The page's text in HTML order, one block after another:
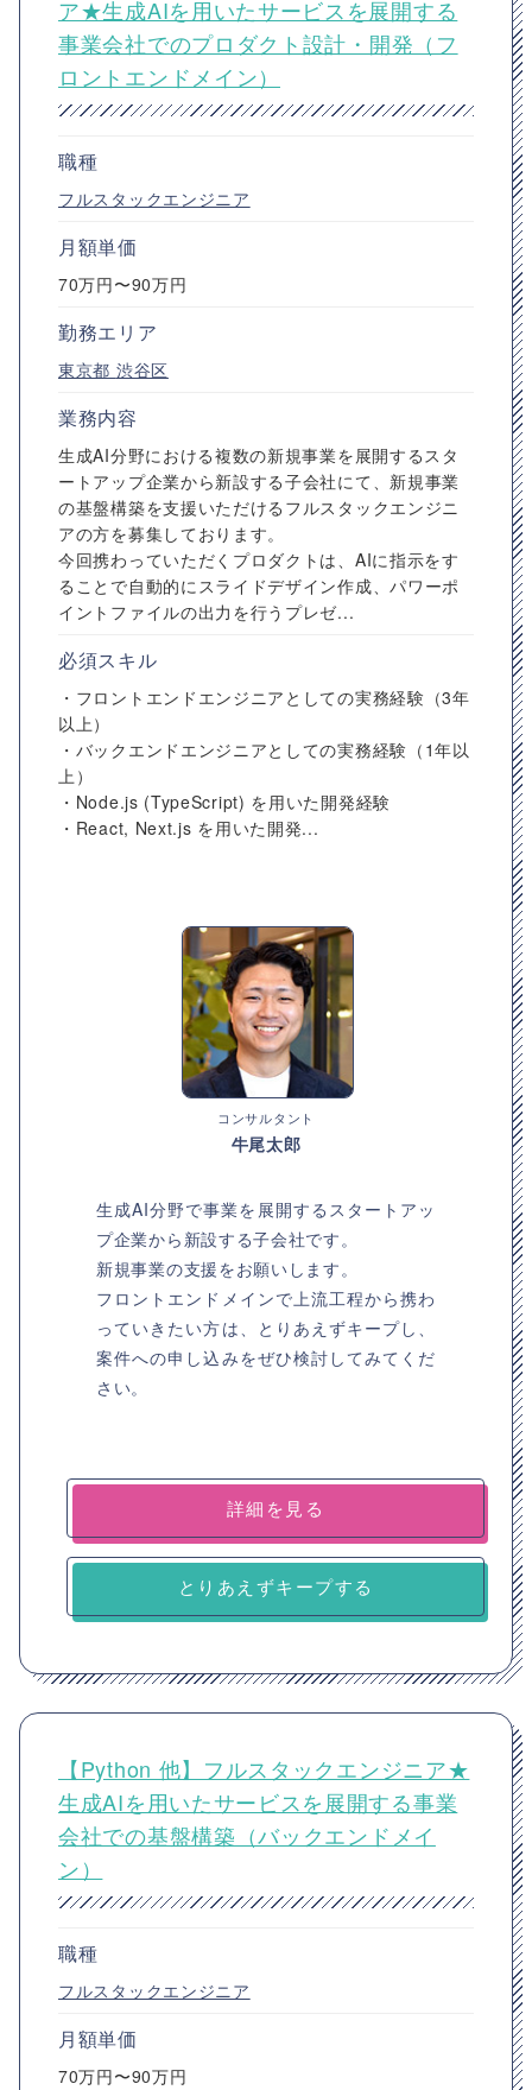
ア★生成AIを用いたサービスを展開する
事業会社でのプロダクト設計・開発（フ
ロントエンドメイン）
職種
フルスタックエンジニア
月額単価
70万円〜90万円
勤務エリア
東京都 渋谷区
業務内容
生成AI分野における複数の新規事業を展開するスタ
ートアップ企業から新設する子会社にて、新規事業
の基盤構築を支援いただけるフルスタックエンジニ
アの方を募集しております。
今回携わっていただくプロダクトは、AIに指示をす
ることで自動的にスライドデザイン作成、パワーポ
イントファイルの出力を行うプレゼ...
必須スキル
・フロントエンドエンジニアとしての実務経験（3年
以上）
・バックエンドエンジニアとしての実務経験（1年以
上）
・Node.js (TypeScript) を用いた開発経験
・React, Next.js を用いた開発...
コンサルタント
牛尾太郎
生成AI分野で事業を展開するスタートアッ
プ企業から新設する子会社です。
新規事業の支援をお願いします。
フロントエンドメインで上流工程から携わ
っていきたい方は、とりあえずキープし、
案件への申し込みをぜひ検討してみてくだ
さい。
詳細を見る
とりあえずキープする
【Python 他】フルスタックエンジニア★
生成AIを用いたサービスを展開する事業
会社での基盤構築（バックエンドメイ
ン）
職種
フルスタックエンジニア
月額単価
70万円〜90万円